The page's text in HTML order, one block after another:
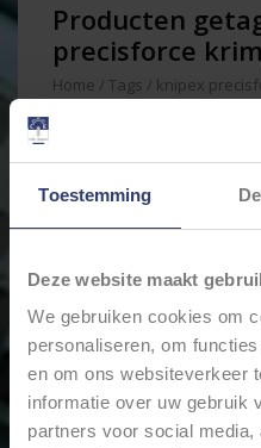
Toestemming
Deze website maakt
We gebruiken cookies om
personaliseren, om
en om ons websiteverkeer
informatie over uw gebruik
partners voor social
Producten
precisforce
Home / Tags / knipex